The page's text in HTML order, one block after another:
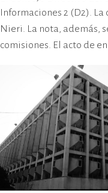
Centro
Tortura y
importante
Informaciones 2 (D2).
Nieri. La nota, además,
comisiones. El acto de